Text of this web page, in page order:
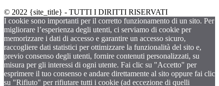
© 2022 {site_title} - TUTTI I DIRITTI RISERVATI
I cookie sono importanti per il corretto funzionamento di un sito. Per
migliorare l’esperienza degli utenti, ci serviamo di cookie per
memorizzare i dati di accesso e garantire un accesso sicuro,
raccogliere dati statistici per ottimizzare la funzionalità del sito e,
previo consenso degli utenti, fornire contenuti personalizzati, su
misura per gli interessi di ogni utente. Fai clic su "Accetto" per
esprimere il tuo consenso e andare direttamente al sito oppure fai clic
su "Rifiuto" per rifiutare tutti i cookie (ad eccezione di quelli